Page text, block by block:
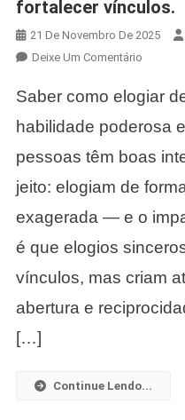
fortalecer vínculos.
21 De Novembro De 2025
Deixe Um ComentárioEm
Elogiar
Genuína
E
Saber como elogiar
habilidade poderosa
pessoas têm boas
jeito: elogiam de
exagerada — e o
é que elogios
vínculos, mas criam
abertura e
[…]
Continue Lendo...